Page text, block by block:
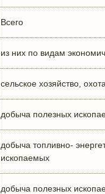
Всего
из них по видам
сельское хозяйство,
добыча полезных
добыча топливно-
ископаемых
добыча полезных